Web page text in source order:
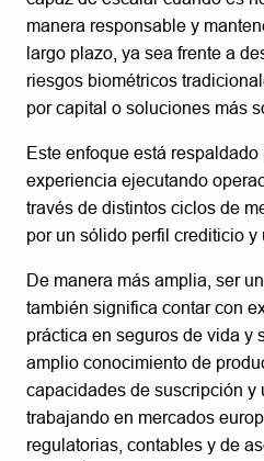
manera responsable y
largo plazo, ya sea frente a
riesgos biométricos
por capital o soluciones más
Este enfoque está
experiencia ejecutando
través de distintos ciclos de
por un sólido perfil crediticio y
De manera más amplia, ser
también significa contar con
práctica en seguros de vida y
amplio conocimiento de
capacidades de suscripción y
trabajando en mercados
regulatorias, contables y de